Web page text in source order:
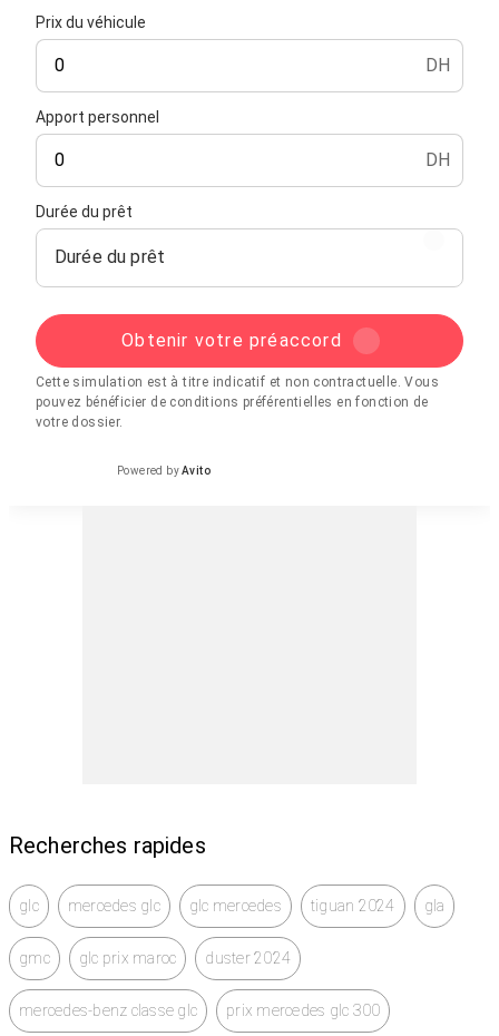
Prix du véhicule
DH
Apport personnel
DH
Durée du prêt
Durée du prêt
Obtenir votre préaccord
Cette simulation est à titre indicatif et non contractuelle. Vous
pouvez bénéficier de conditions préférentielles en fonction de
votre dossier.
Powered byAvito
Recherches rapides
glc mercedes glc glc mercedes tiguan 2024 gla
gmc glc prix maroc duster 2024
mercedes-benz classe glc prix mercedes glc 300